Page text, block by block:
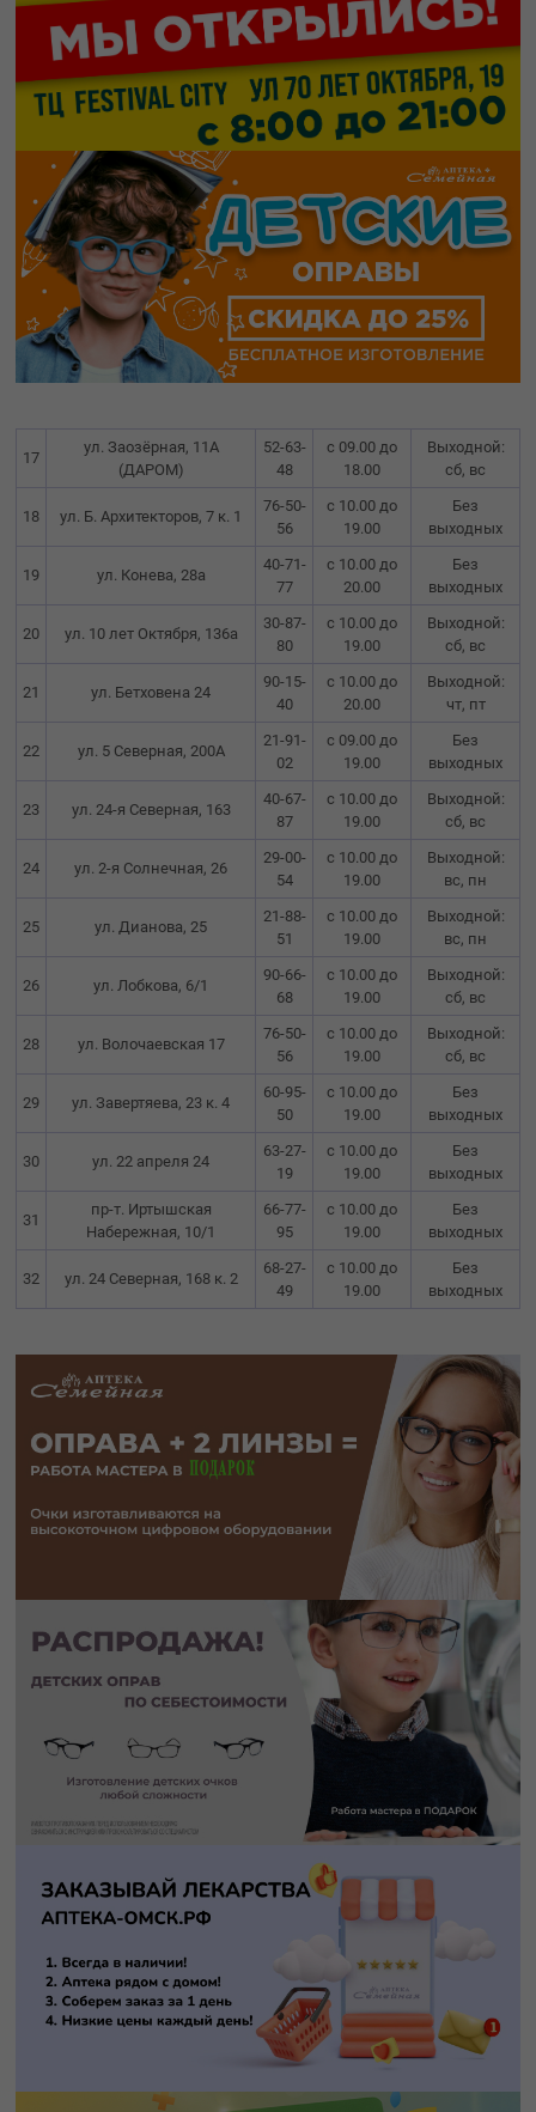
17
ул. Заозёрная, 11А
(ДАРОМ)
52-63-
48
с 09.00 до
18.00
Выходной:
сб, вс
18 ул. Б. Архитекторов, 7 к. 1
76-50-
56
с 10.00 до
19.00
Без
выходных
19 ул. Конева, 28а
40-71-
77
с 10.00 до
20.00
Без
выходных
20 ул. 10 лет Октября, 136а
30-87-
80
с 10.00 до
19.00
Выходной:
сб, вс
21 ул. Бетховена 24
90-15-
40
с 10.00 до
20.00
Выходной:
чт, пт
22 ул. 5 Северная, 200А
21-91-
02
с 09.00 до
19.00
Без
выходных
23 ул. 24-я Северная, 163
40-67-
87
с 10.00 до
19.00
Выходной:
сб, вс
24 ул. 2-я Солнечная, 26
29-00-
54
с 10.00 до
19.00
Выходной:
вс, пн
25 ул. Дианова, 25
21-88-
51
с 10.00 до
19.00
Выходной:
вс, пн
26 ул. Лобкова, 6/1
90-66-
68
с 10.00 до
19.00
Выходной:
сб, вс
28 ул. Волочаевская 17
76-50-
56
с 10.00 до
19.00
Выходной:
сб, вс
29 ул. Завертяева, 23 к. 4
60-95-
50
с 10.00 до
19.00
Без
выходных
30 ул. 22 апреля 24
63-27-
19
с 10.00 до
19.00
Без
выходных
31
пр-т. Иртышская
Набережная, 10/1
66-77-
95
с 10.00 до
19.00
Без
выходных
32 ул. 24 Северная, 168 к. 2
68-27-
49
с 10.00 до
19.00
Без
выходных